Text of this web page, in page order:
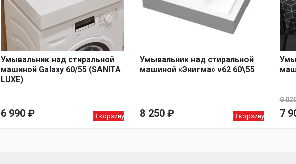
Умывальник над стиральной
машиной Galaxy 60/55 (SANITA
LUXE)
6 990 ₽ В корзину
Умывальник над стиральной
машиной «Энигма» v62 60\55
8 250 ₽ В корзину
9
7